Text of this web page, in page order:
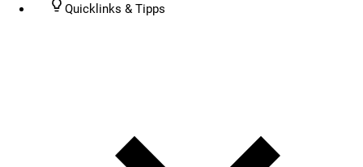
Quicklinks & Tipps